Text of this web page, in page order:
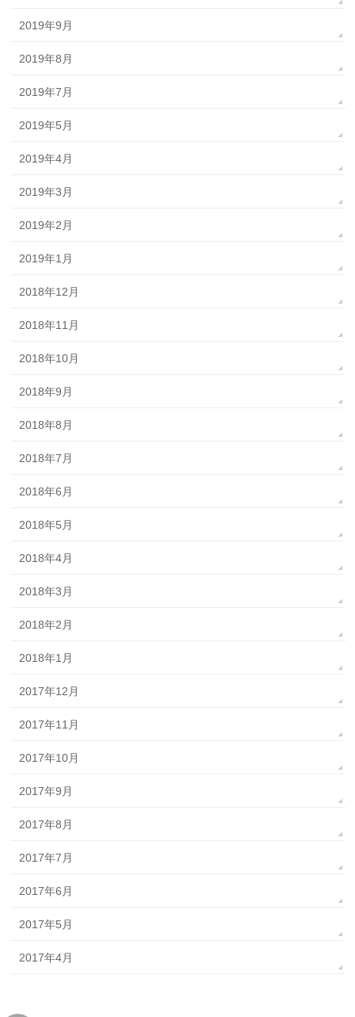
2019年9月
2019年8月
2019年7月
2019年5月
2019年4月
2019年3月
2019年2月
2019年1月
2018年12月
2018年11月
2018年10月
2018年9月
2018年8月
2018年7月
2018年6月
2018年5月
2018年4月
2018年3月
2018年2月
2018年1月
2017年12月
2017年11月
2017年10月
2017年9月
2017年8月
2017年7月
2017年6月
2017年5月
2017年4月